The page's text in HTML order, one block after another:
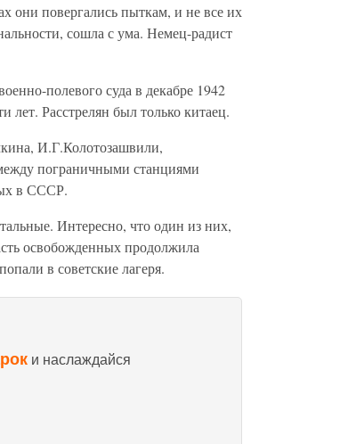
они повергались пыткам, и не все их
сошла с ума. Немец-радист
полевого суда в декабре 1942
лет. Расстрелян был только китаец.
И.Г.Колотозашвили,
пограничными станциями
в СССР.
Интересно, что один из них,
освобожденных продолжила
в советские лагеря.
и наслаждайся